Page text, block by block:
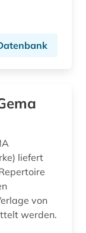
liefert
von
werden.